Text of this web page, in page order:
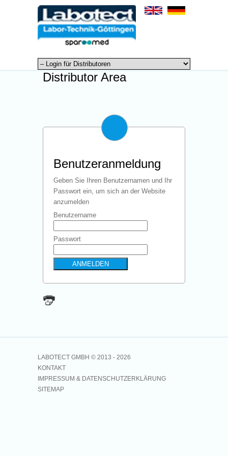
Distributor Area
Benutzeranmeldung
Geben Sie Ihren Benutzernamen und Ihr
Passwort ein, um sich an der Website
anzumelden
Benutzername
Passwort
LABOTECT GMBH © 2013 - 2026
KONTAKT
IMPRESSUM & DATENSCHUTZERKLÄRUNG
SITEMAP